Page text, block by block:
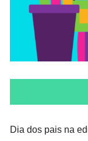
Dia dos pais na